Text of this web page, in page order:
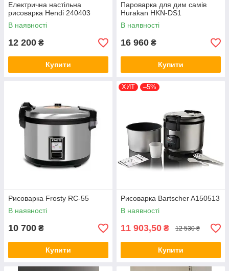
Електрична настільна
рисоварка Hendi 240403
В наявності
12 200 ₴
Купити
Пароварка для дим самів
Hurakan HKN-DS1
В наявності
16 960 ₴
Купити
Рисоварка Frosty RC-55
В наявності
10 700 ₴
Купити
ХИТ –5%
Рисоварка Bartscher A150513
В наявності
11 903,50 ₴ 12 530 ₴
Купити